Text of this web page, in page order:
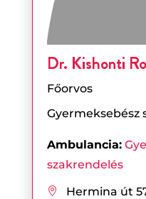
Dr. Kishonti
Főorvos
Gyermeksebész
Ambulancia:
szakrendelés
 Hermina út